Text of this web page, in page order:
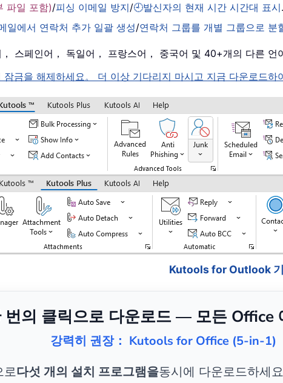
파일 포함)/피싱 이메일 방지/🕘발신자의 현재 시간 시간대 표시
일에서 연락처 추가 일괄 생성/연락처 그룹를 개별 그룹으로 분
스페인어， 독일어， 프랑스어， 중국어 및 40+개의 다른 언
금을 해제하세요。 더 이상 기다리지 마시고 지금 다운로드하
Kutools for Outlook
번의 클릭으로 다운로드 — 모든 Office
강력히 권장： Kutools for Office (5-in-1)
로다섯 개의 설치 프로그램을동시에 다운로드하세